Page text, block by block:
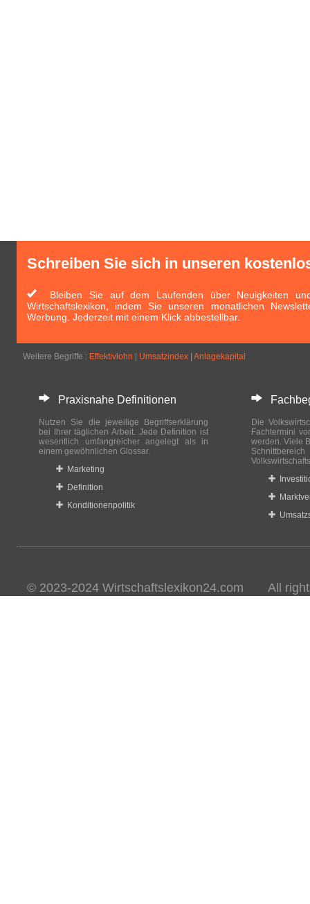
Schreiben Sie sich in unseren
Bleiben Sie auf dem Laufenden über Neuigkeiten
Wirtschaftslexikon, indem Sie unseren monatlichen
Werbung. Jederzeit mit einem Klick abbestellbar.
Weitere Begriffe : Effektivlohn Umsatzindex Anlagekapital
Praxisnahe Definitionen
Nutzen Sie die jeweilige Begriffserklärung
bei Ihrer täglichen Arbeit. Jede Definition ist
wesentlich umfangreicher angelegt als in
einem gewöhnlichen Glossar.
Marketing
Definition
Konditionenpolitik
Die
Fachtermini
werden. Viele
© 2023-2024 Wirtschaftslexikon24.com All